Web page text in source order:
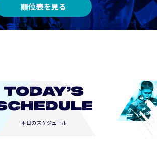
順位表を見る
TODAY’S
本日のスケジュール